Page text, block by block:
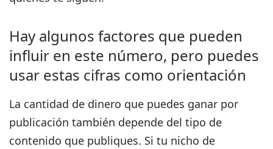
Hay algunos factores que pueden
influir en este número, pero puedes
usar estas cifras como orientación
La cantidad de dinero que puedes ganar por
publicación también depende del tipo de
contenido que publiques. Si tu nicho de